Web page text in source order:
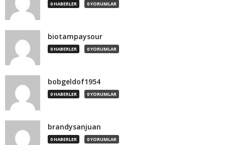
0 HABERLER 0 YORUMLAR
biotampaysour
0 HABERLER 0 YORUMLAR
bobgeldof1954
0 HABERLER 0 YORUMLAR
brandysanjuan
0 HABERLER 0 YORUMLAR